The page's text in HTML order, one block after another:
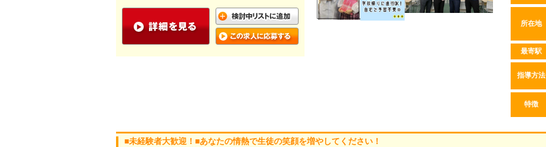
所在地
最寄駅
指導方法
特徴
■未経験者大歓迎！■あなたの情熱で生徒の笑顔を増やしてください！